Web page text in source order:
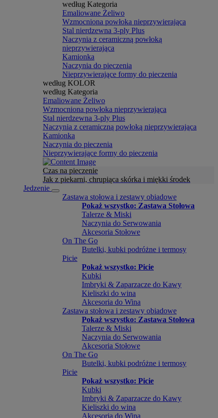
według Kategoria
Emaliowane Żeliwo
Wzmocniona powłoka nieprzywierająca
Stal nierdzewna 3-ply Plus
Naczynia z ceramiczną powłoką
nieprzywierająca
Kamionka
Naczynia do pieczenia
Nieprzywierające formy do pieczenia
według KOLOR
według Kategoria
Emaliowane Żeliwo
Wzmocniona powłoka nieprzywierająca
Stal nierdzewna 3-ply Plus
Naczynia z ceramiczną powłoką nieprzywierająca
Kamionka
Naczynia do pieczenia
Nieprzywierające formy do pieczenia
Czas na pieczenie
Jak z piekarni, chrupiąca skórka i miękki środek
Jedzenie
Zastawa stołowa i zestawy obiadowe
Pokaż wszystko: Zastawa Stołowa
Talerze & Miski
Naczynia do Serwowania
Akcesoria Stołowe
On The Go
Butelki, kubki podróżne i termosy
Picie
Pokaż wszystko: Picie
Kubki
Imbryki & Zaparzacze do Kawy
Kieliszki do wina
Akcesoria do Wina
Zastawa stołowa i zestawy obiadowe
Pokaż wszystko: Zastawa Stołowa
Talerze & Miski
Naczynia do Serwowania
Akcesoria Stołowe
On The Go
Butelki, kubki podróżne i termosy
Picie
Pokaż wszystko: Picie
Kubki
Imbryki & Zaparzacze do Kawy
Kieliszki do wina
Akcesoria do Wina